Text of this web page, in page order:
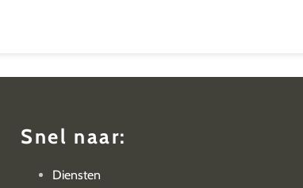
Snel naar:
Diensten